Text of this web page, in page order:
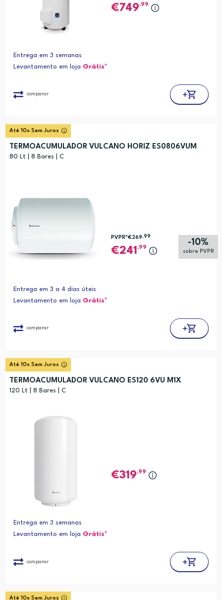
749,99
Entrega em 3 semanas
Levantamento em loja Grátis*
comparar
Até 10x Sem Juros
TERMOACUMULADOR VULCANO HORIZ ES0806VUM
80 Lt | 8 Bares | C
-10%
sobre PVPR
PVPR*€269 ,99
241 ,99
Entrega em 3 a 4 dias úteis
Levantamento em loja Grátis*
comparar
Até 10x Sem Juros
TERMOACUMULADOR VULCANO ES120 6VU M1X
120 Lt | 8 Bares | C
319,99
Entrega em 3 semanas
Levantamento em loja Grátis*
comparar
Até 10x Sem Juros